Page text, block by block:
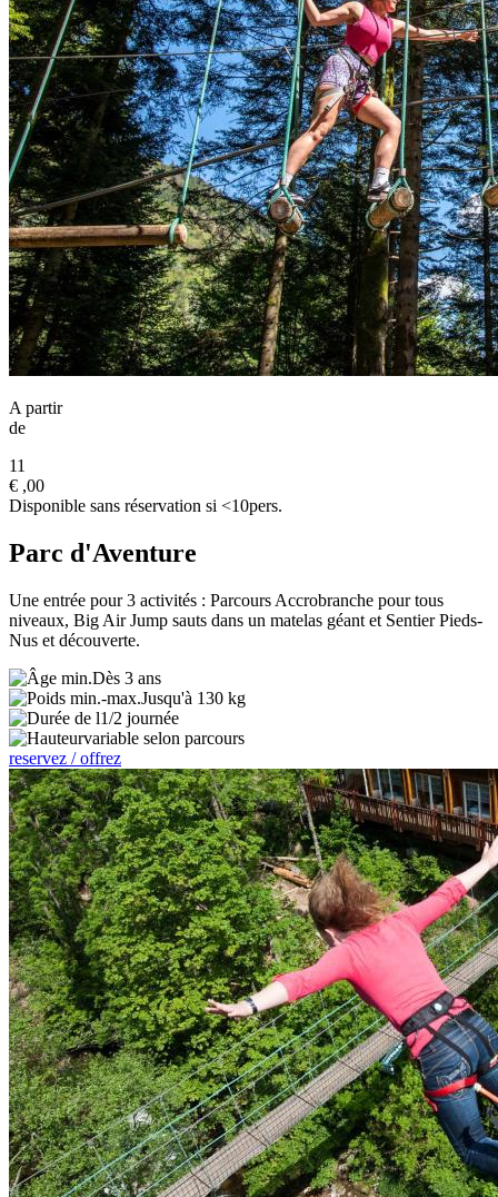
A partir
de
11
€ ,00
Disponible sans réservation si <10pers.
Parc d'Aventure
Une entrée pour 3 activités : Parcours Accrobranche pour tous
niveaux, Big Air Jump sauts dans un matelas géant et Sentier Pieds-
Nus et découverte.
Dès 3 ans
Jusqu'à 130 kg
1/2 journée
variable selon parcours
reservez / offrez